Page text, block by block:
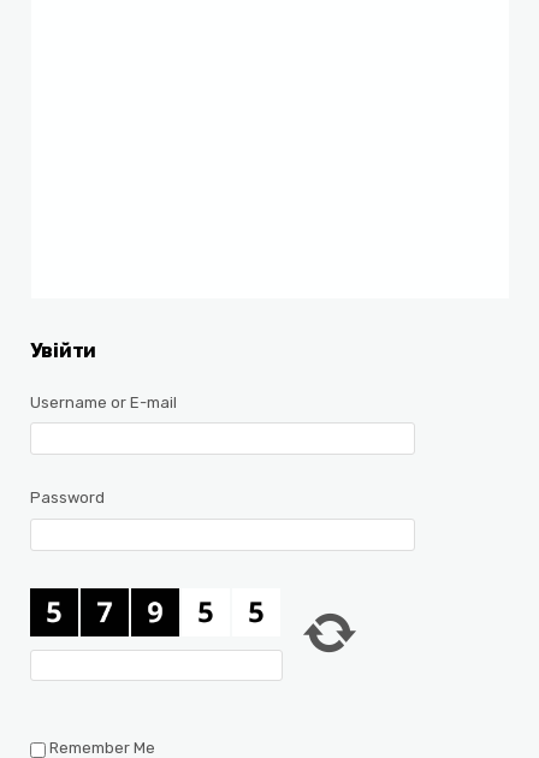
Увійти
Username or E-mail
Password
Remember Me